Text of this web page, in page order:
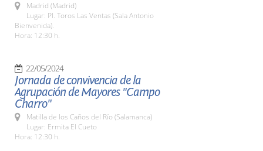
Madrid (Madrid)
Lugar: Pl. Toros Las Ventas (Sala Antonio
Bienvenida).
Hora: 12:30 h.
22/05/2024
Jornada de convivencia de la
Agrupación de Mayores "Campo
Charro"
Matilla de los Caños del Río (Salamanca)
Lugar: Ermita El Cueto
Hora: 12:30 h.